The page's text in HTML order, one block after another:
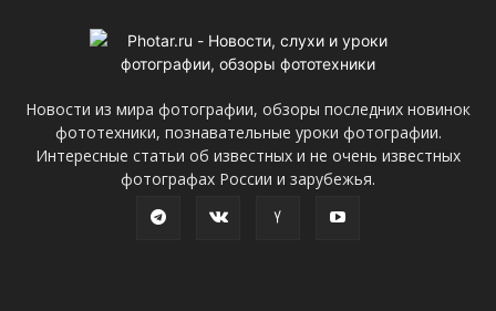
Новости из мира фотографии, обзоры последних новинок
фототехники, познавательные уроки фотографии.
Интересные статьи об известных и не очень известных
фотографах России и зарубежья.